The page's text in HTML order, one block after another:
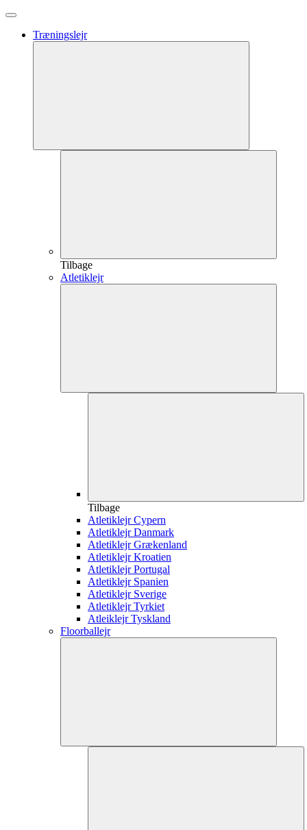
Træningslejr
Tilbage
Atletiklejr
Tilbage
Atletiklejr Cypern
Atletiklejr Danmark
Atletiklejr Grækenland
Atletiklejr Kroatien
Atletiklejr Portugal
Atletiklejr Spanien
Atletiklejr Sverige
Atletiklejr Tyrkiet
Atleiklejr Tyskland
Floorballejr